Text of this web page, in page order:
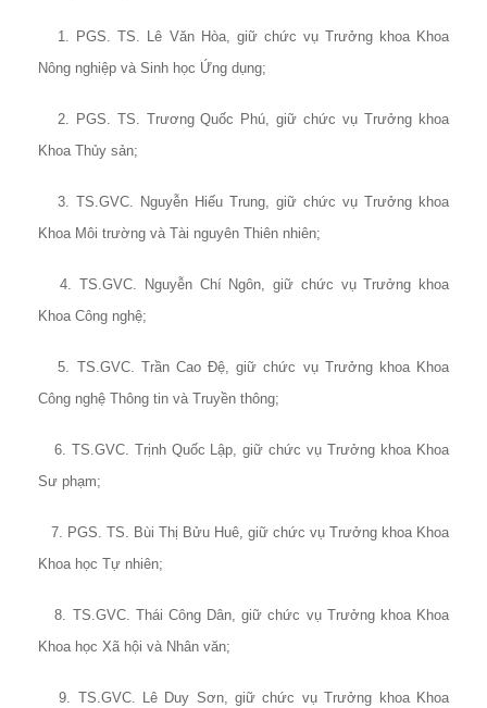
1. PGS. TS. Lê Văn Hòa, giữ chức vụ Trưởng khoa Khoa
Nông nghiệp và Sinh học Ứng dụng;
2. PGS. TS. Trương Quốc Phú, giữ chức vụ Trưởng khoa
Khoa Thủy sản;
3. TS.GVC. Nguyễn Hiếu Trung, giữ chức vụ Trưởng khoa
Khoa Môi trường và Tài nguyên Thiên nhiên;
4. TS.GVC. Nguyễn Chí Ngôn, giữ chức vụ Trưởng khoa
Khoa Công nghệ;
5. TS.GVC. Trần Cao Đệ, giữ chức vụ Trưởng khoa Khoa
Công nghệ Thông tin và Truyền thông;
6. TS.GVC. Trịnh Quốc Lập, giữ chức vụ Trưởng khoa Khoa
Sư phạm;
7. PGS. TS. Bùi Thị Bửu Huê, giữ chức vụ Trưởng khoa Khoa
Khoa học Tự nhiên;
8. TS.GVC. Thái Công Dân, giữ chức vụ Trưởng khoa Khoa
Khoa học Xã hội và Nhân văn;
9. TS.GVC. Lê Duy Sơn, giữ chức vụ Trưởng khoa Khoa